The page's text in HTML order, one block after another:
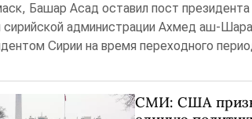
Башар Асад оставил пост президента
сирийской администрации Ахмед аш-
Сирии на время переходного
СМИ: США